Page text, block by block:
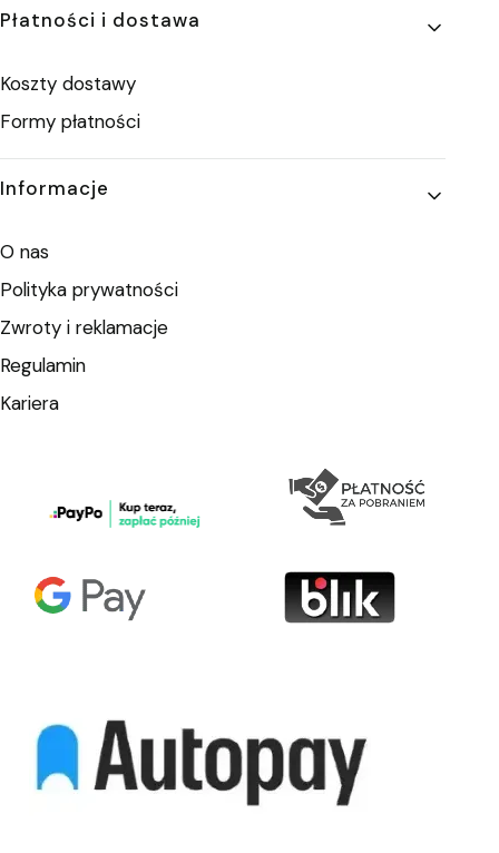
Płatności i dostawa
Koszty dostawy
Formy płatności
Informacje
O nas
Polityka prywatności
Zwroty i reklamacje
Regulamin
Kariera